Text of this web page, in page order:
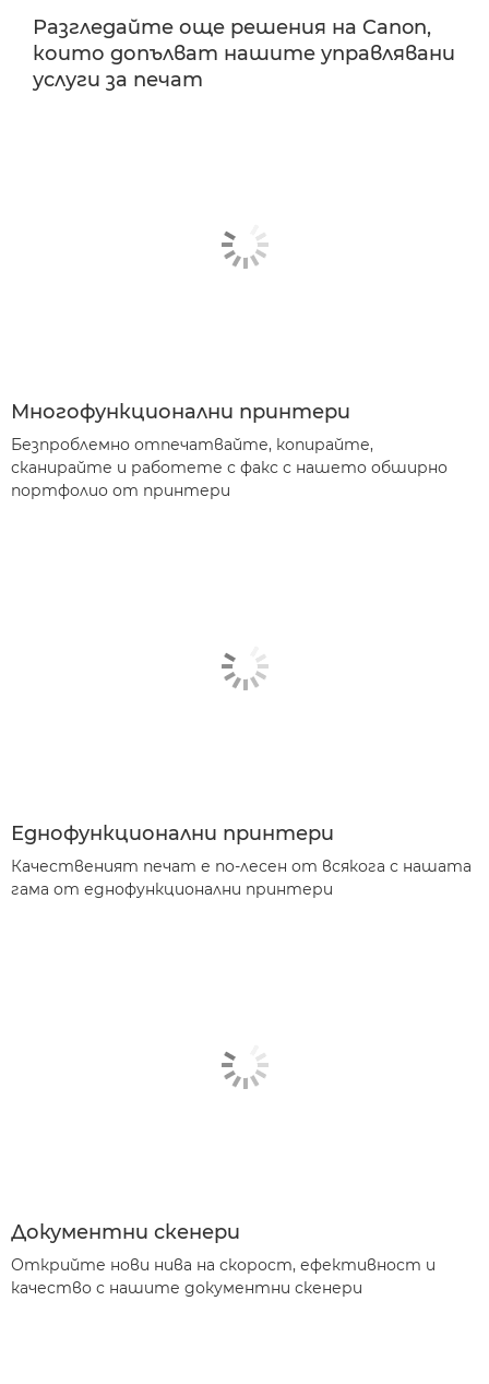
Разгледайте още решения на Canon,
които допълват нашите управлявани
услуги за печат
Многофункционални принтери
Безпроблемно отпечатвайте, копирайте,
сканирайте и работете с факс с нашето обширно
портфолио от принтери
Еднофункционални принтери
Качественият печат е по-лесен от всякога с нашата
гама от еднофункционални принтери
Документни скенери
Открийте нови нива на скорост, ефективност и
качество с нашите документни скенери